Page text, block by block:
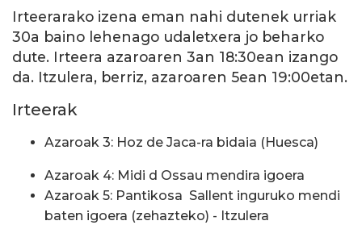
Irteerarako izena eman nahi dutenek urriak
30a baino lehenago udaletxera jo beharko
dute. Irteera azaroaren 3an 18:30ean izango
da. Itzulera, berriz, azaroaren 5ean 19:00etan.
Irteerak
Azaroak 3: Hoz de Jaca-ra bidaia (Huesca)
Azaroak 4: Midi d Ossau mendira igoera
Azaroak 5: Pantikosa  Sallent inguruko mendi
baten igoera (zehazteko) - Itzulera